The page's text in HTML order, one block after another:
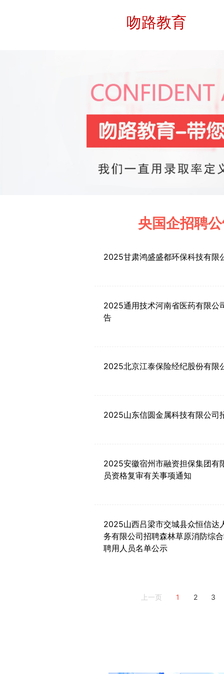
吻路教育
央国企招聘
2025甘肃鸿盛盛都环保科技有限
2025通用技术河南省医药有限公
告
2025北京江泰保险经纪股份有限
2025山东信圆金属科技有限公司
2025安徽宿州市融资担保集团有
员资格复审有关事项通知
2025山西吕梁市交城县众恒信达
务有限公司招聘森林草原消防综
聘用人员名单公示
上一页 1 2 3